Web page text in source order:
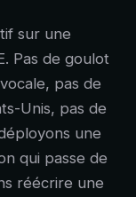
sur une
Pas de goulot
pas de
Unis, pas de
une
qui passe de
réécrire une